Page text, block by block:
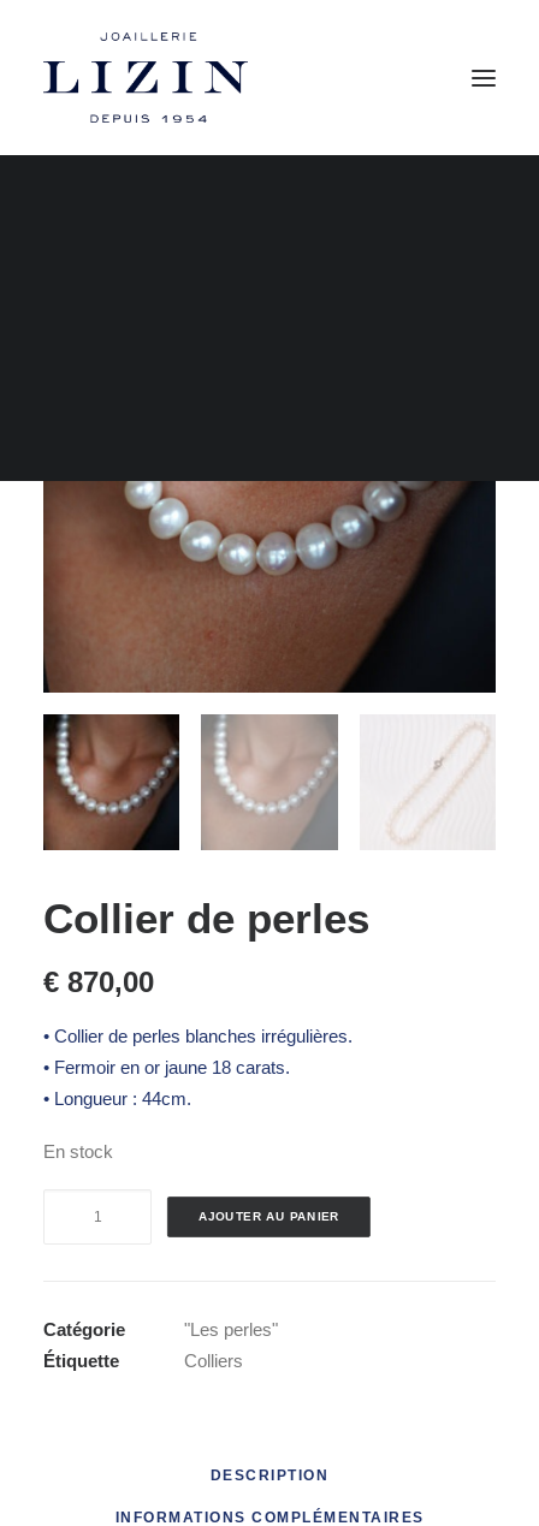
Les boucles d’oreilles
Les colliers
Collier de perles
€ 870,00
• Collier de perles blanches irrégulières.
• Fermoir en or jaune 18 carats.
• Longueur : 44cm.
En stock
perles
AJOUTER AU PANIER
Catégorie
"Les perles"
Étiquette
Colliers
DESCRIPTION
INFORMATIONS COMPLÉMENTAIRES